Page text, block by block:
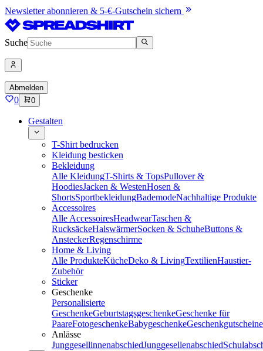
Newsletter abonnieren & 5-€-Gutschein sichern
Suche
Abmelden
0 0
Gestalten
T-Shirt bedrucken
Kleidung besticken
Bekleidung
Alle KleidungT-Shirts & TopsPullover &
HoodiesJacken & WestenHosen &
ShortsSportbekleidungBademodeNachhaltige Produkte
Accessoires
Alle AccessoiresHeadwearTaschen &
RucksäckeHalswärmerSocken & SchuheButtons &
AnsteckerRegenschirme
Home & Living
Alle ProdukteKücheDeko & LivingTextilienHaustier-
Zubehör
Sticker
Geschenke
Personalisierte
GeschenkeGeburtstagsgeschenkeGeschenke für
PaareFotogeschenkeBabygeschenkeGeschenkgutscheine
Anlässe
JunggesellinnenabschiedJunggesellenabschied